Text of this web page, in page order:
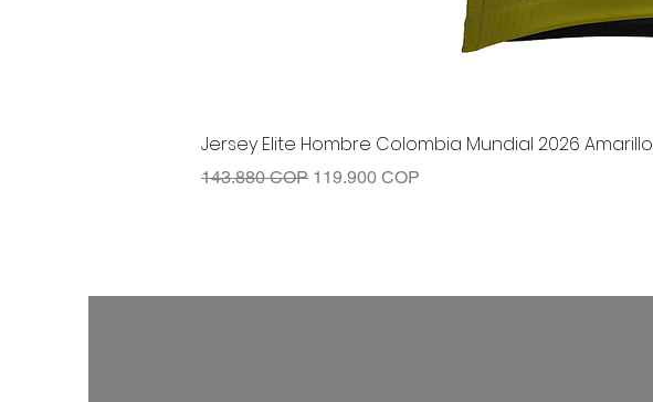
Jersey Elite Hombre Colombia Mundial 2026 Amarillo
Precio
143.880 COP Precio de oferta
119.900 COP